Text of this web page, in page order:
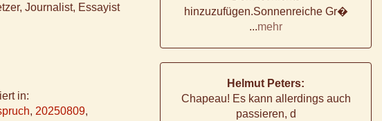
Journalist, Essayist
in:
, 20250809,
hinzuzufügen.Sonnenreiche Gr�
...mehr
Helmut Peters:
Chapeau! Es kann allerdings auch
passieren, d